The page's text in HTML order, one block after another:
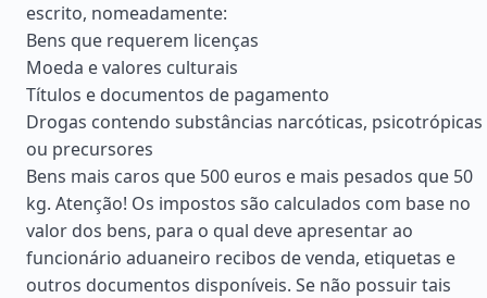
escrito, nomeadamente:
Bens que requerem licenças
Moeda e valores culturais
Títulos e documentos de pagamento
Drogas contendo substâncias narcóticas, psicotrópicas
ou precursores
Bens mais caros que 500 euros e mais pesados que 50
kg. Atenção! Os impostos são calculados com base no
valor dos bens, para o qual deve apresentar ao
funcionário aduaneiro recibos de venda, etiquetas e
outros documentos disponíveis. Se não possuir tais